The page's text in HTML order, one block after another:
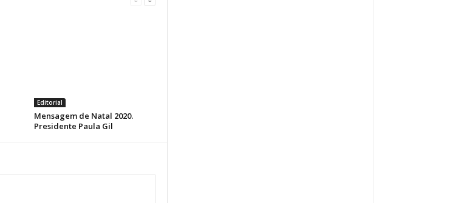
Editorial
Mensagem de Natal 2020.
Presidente Paula Gil